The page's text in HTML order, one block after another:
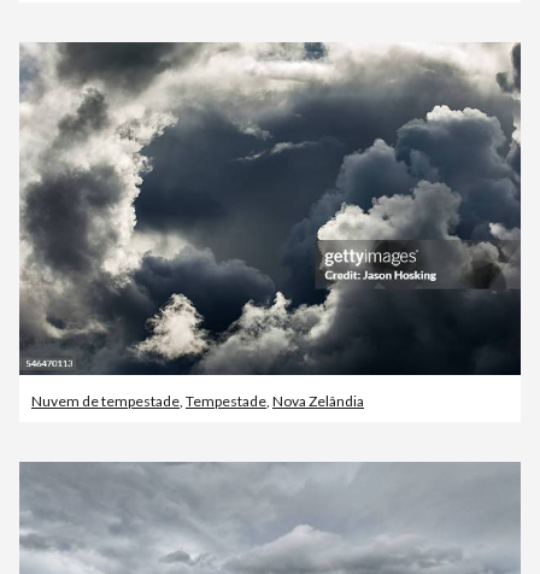
Nuvem de tempestade Tempestade Nova Zelândia